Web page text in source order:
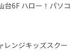
台6F ハロー！パソコ
レンジキッズスクー